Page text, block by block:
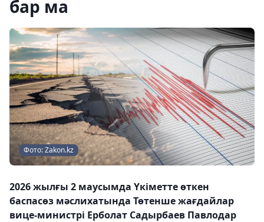
бар ма
Фото: Zakon.kz
2026 жылғы 2 маусымда Үкіметте өткен
баспасөз мәслихатында Төтенше жағдайлар
вице-министрі Ерболат Садырбаев Павлодар